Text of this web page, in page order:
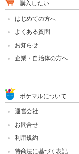
購入したい
はじめての方へ
よくある質問
お知らせ
企業・自治体の方へ
ポケマルについて
運営会社
お問合せ
利用規約
特商法に基づく表記